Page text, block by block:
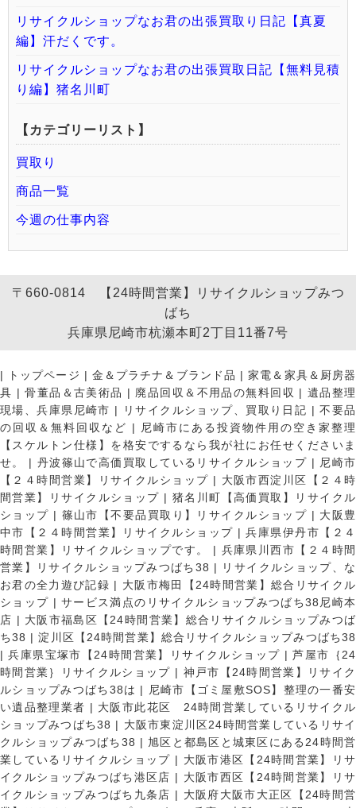
リサイクルショップなお君の出張買取り日記【真夏
編】汗だくです。
リサイクルショップなお君の出張買取日記【無料見積
り編】猪名川町
【カテゴリーリスト】
買取り
商品一覧
今週の仕事内容
〒660-0814 【24時間営業】リサイクルショップみつ
ばち
兵庫県尼崎市杭瀬本町2丁目11番7号
| トップページ | 金＆プラチナ＆ブランド品 |家電＆家具＆厨房器
具 |骨董品＆古美術品 | 廃品回収＆不用品の無料回収 | 遺品整理
現場、兵庫県尼崎市 | リサイクルショップ、買取り日記 |不要品
の回収＆無料回収など |
尼崎市にある投資物件用の空き家整理
【スケルトン仕様】を格安でするなら我が社にお任せくださいま
せ。
| 丹波篠山で高価買取しているリサイクルショップ | 尼崎市
【２４時間営業】リサイクルショップ | 大阪市西淀川区【２４時
間営業】リサイクルショップ | 猪名川町【高価買取】リサイクル
ショップ | 篠山市【不要品買取り】リサイクルショップ | 大阪豊
中市【２４時間営業】リサイクルショップ |兵庫県伊丹市【２４
時間営業】リサイクルショップです。
| 兵庫県川西市【２４時間
営業】リサイクルショップみつばち38 |
リサイクルショップ、な
お君の全力遊び記録 | 大阪市梅田【24時間営業】総合リサイクル
ショップ |サービス満点のリサイクルショップみつばち38尼崎本
店 | 大阪市福島区【24時間営業】総合リサイクルショップみつば
ち38 |淀川区【24時間営業】総合リサイクルショップみつばち38
|兵庫県宝塚市【24時間営業】リサイクルショップ |芦屋市｛24
時間営業｝リサイクルショップ | 神戸市【24時間営業】リサイク
ルショップみつばち38は |
尼崎市【ゴミ屋敷SOS】整理の一番安
い遺品整理業者 | 大阪市此花区 24時間営業しているリサイクル
ショップみつばち38 | 大阪市東淀川区24時間営業しているリサイ
クルショップみつばち38 | 旭区と都島区と城東区にある24時間営
業しているリサイクルショップ | 大阪市港区【24時間営業】リサ
イクルショップみつばち港区店 | 大阪市西区【24時間営業】リサ
イクルショップみつばち九条店 | 大阪府大阪市大正区【24時間営